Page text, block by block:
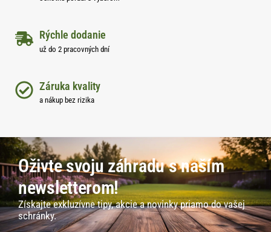
Rýchle dodanie
už do 2 pracovných dní
Záruka kvality
a nákup bez rizika
Oživte svoju záhradu s naším
newsletterom!
Získajte exkluzívne tipy, akcie a novinky priamo do vašej
schránky.